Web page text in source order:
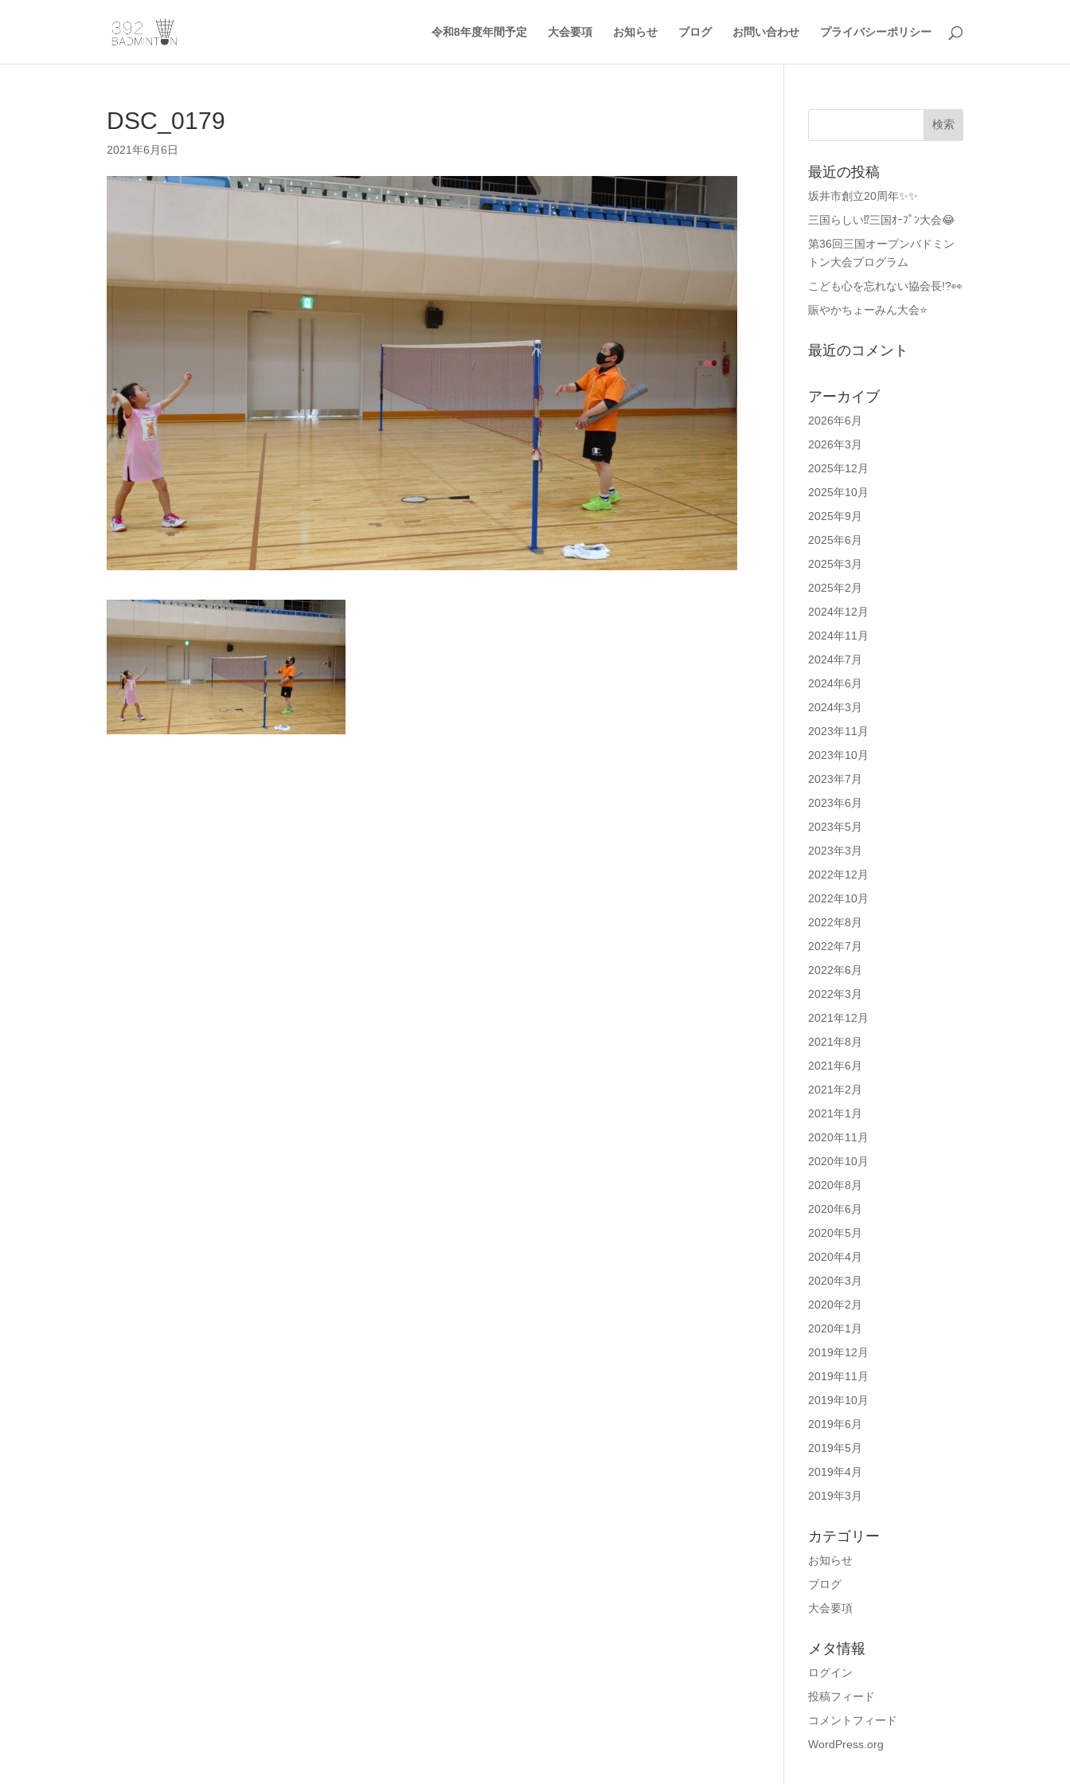
令和8年度年間予定 大会要項 お知らせ ブログ お問い合わせ プライバシーポリシー
DSC_0179
2021年6月6日
最近の投稿
坂井市創立20周年✨✨
三国らしい⁉️三国ｵｰﾌﾟﾝ大会😂
第36回三国オープンバドミン
トン大会プログラム
こども心を忘れない協会長!?👀
賑やかちょーみん大会⭐
最近のコメント
アーカイブ
2026年6月
2026年3月
2025年12月
2025年10月
2025年9月
2025年6月
2025年3月
2025年2月
2024年12月
2024年11月
2024年7月
2024年6月
2024年3月
2023年11月
2023年10月
2023年7月
2023年6月
2023年5月
2023年3月
2022年12月
2022年10月
2022年8月
2022年7月
2022年6月
2022年3月
2021年12月
2021年8月
2021年6月
2021年2月
2021年1月
2020年11月
2020年10月
2020年8月
2020年6月
2020年5月
2020年4月
2020年3月
2020年2月
2020年1月
2019年12月
2019年11月
2019年10月
2019年6月
2019年5月
2019年4月
2019年3月
カテゴリー
お知らせ
ブログ
大会要項
メタ情報
ログイン
投稿フィード
コメントフィード
WordPress.org